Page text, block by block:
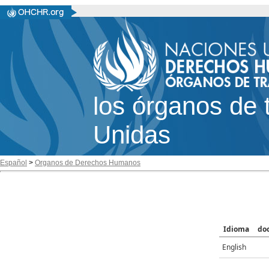
los órganos de
Unidas
Español > Organos de Derechos Humanos
Idioma
English